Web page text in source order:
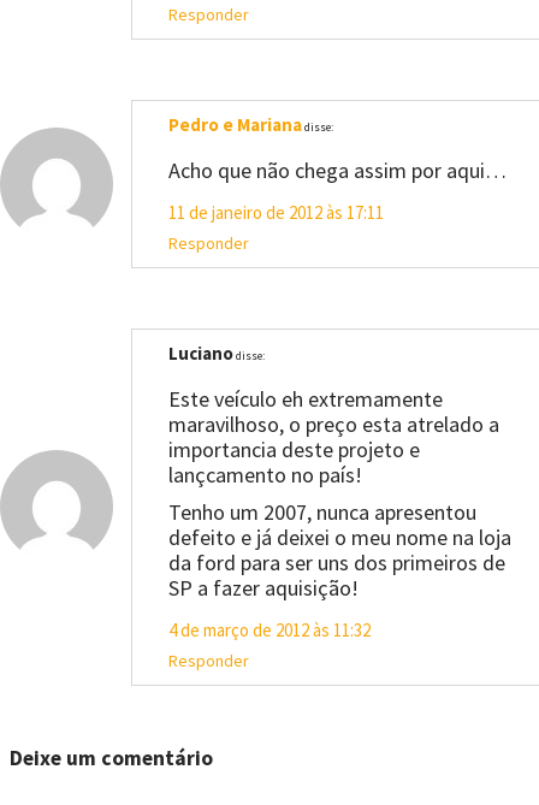
Responder
Pedro e Marianadisse:
Acho que não chega assim por aqui…
11 de janeiro de 2012 às 17:11
Responder
Lucianodisse:
Este veículo eh extremamente
maravilhoso, o preço esta atrelado a
importancia deste projeto e
lançcamento no país!
Tenho um 2007, nunca apresentou
defeito e já deixei o meu nome na loja
da ford para ser uns dos primeiros de
SP a fazer aquisição!
4 de março de 2012 às 11:32
Responder
Deixe um comentário